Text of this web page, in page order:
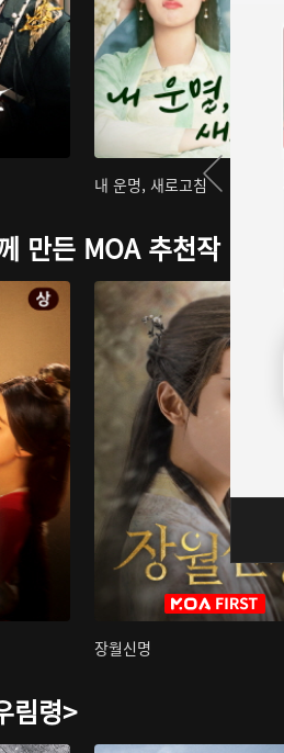
내 운명, 새로고침
만든 MOA 추천작
장월신명
림령>